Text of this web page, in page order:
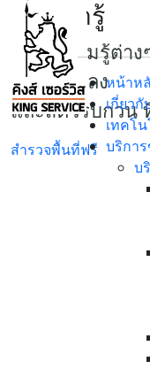
หน้าห
เกี่ยวกั
เทคโ
บริการ
บ
เรื่องน่ารู้
เกร็ดความรู้ต่า
ปลวก แมลง
และสัตว์รบกวน
สำรวจพื้นที่ฟรี